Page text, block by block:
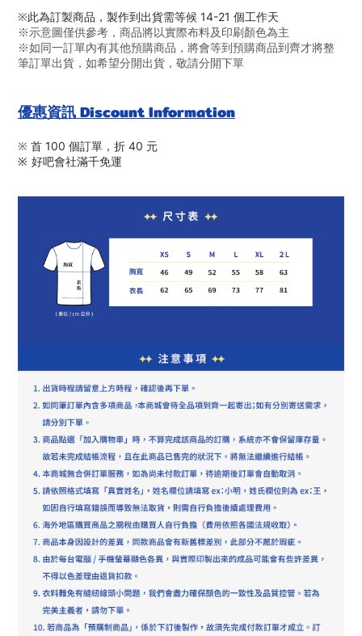
※此為訂製商品，製作到出貨需等候 14-21 個工作天
※示意圖僅供參考，商品將以實際布料及印刷顏色為主
※如同一訂單內有其他預購商品，將會等到預購商品到齊才將整
筆訂單出貨，如希望分開出貨，敬請分開下單
優惠資訊 Discount Information
※ 首 100 個訂單，折 40 元
※ 好吧會社滿千免運